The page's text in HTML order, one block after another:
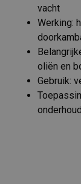
vacht
Werking:
oliën en
Gebruik:
onderhoud